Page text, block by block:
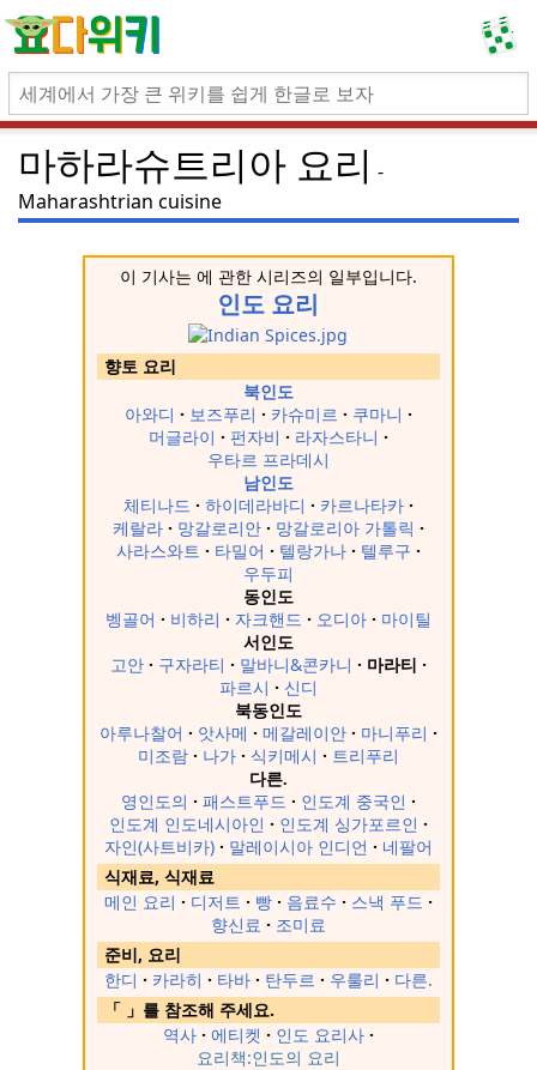
마하라슈트리아 요리
Maharashtrian cuisine
이 기사는 에 관한 시리즈의 일부입니다.
인도 요리
향토 요리
북인도
아와디 보즈푸리 카슈미르
쿠마니
머글라이
펀자비
라자스타니
우타르 프라데시
남인도
체티나드 하이데라바디
카르나타카
케랄라
망갈로리안
망갈로리아 가톨릭
사라스와트
타밀어 텔랑가나
텔루구
우두피
동인도
벵골어 비하리 자크핸드 오디아 마이틸
서인도
고안 구자라티 말바니&콘카니
마라티
파르시
신디
북동인도
아루나찰어 앗사메 메갈레이안
마니푸리
미조람
나가 식키메시 트리푸리
다른.
영인도의 패스트푸드
인도계 중국인
인도계 인도네시아인
인도계 싱가포르인
자인(사트비카)
말레이시아 인디언
네팔어
식재료, 식재료
메인 요리
디저트 빵 음료수
스낵 푸드
향신료
조미료
준비, 요리
한디
카라히 타바 탄두르 우룰리
다른.
「 」를 참조해 주세요.
역사
에티켓
인도 요리사
요리책:인도의 요리